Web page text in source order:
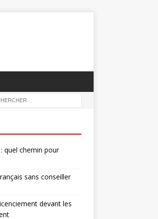
quel chemin pour
sans conseiller
devant les